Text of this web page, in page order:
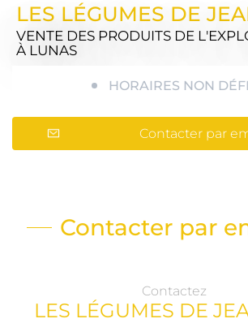
LES LÉGUMES DE
VENTE DES PRODUITS DE
À LUNAS
HORAIRES NON
Contacter par
Contacter par
Contactez
LES LÉGUMES DE